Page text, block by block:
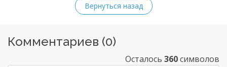
Вернуться назад
Комментариев (0)
Осталось 360символов